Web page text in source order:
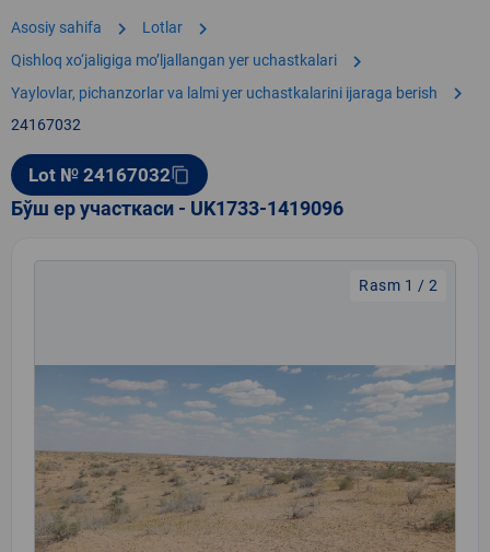
Asosiy sahifa chevron_right Lotlar chevron_right
Qishloq xo‘jaligiga moʼljallangan yer uchastkalari chevron_right
Yaylovlar, pichanzorlar va lalmi yer uchastkalarini ijaraga berish chevron_right
24167032
Lot № 24167032content_copy
Бўш ер участкаси - UK1733-1419096
Rasm 1 / 2